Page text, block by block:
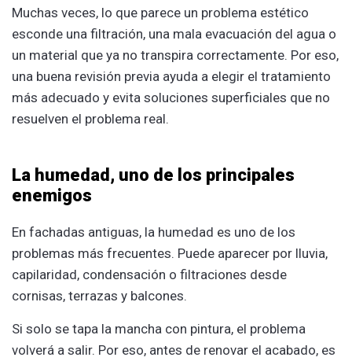
Muchas veces, lo que parece un problema estético
esconde una filtración, una mala evacuación del agua o
un material que ya no transpira correctamente. Por eso,
una buena revisión previa ayuda a elegir el tratamiento
más adecuado y evita soluciones superficiales que no
resuelven el problema real.
La humedad, uno de los principales
enemigos
En fachadas antiguas, la humedad es uno de los
problemas más frecuentes. Puede aparecer por lluvia,
capilaridad, condensación o filtraciones desde
cornisas, terrazas y balcones.
Si solo se tapa la mancha con pintura, el problema
volverá a salir. Por eso, antes de renovar el acabado, es